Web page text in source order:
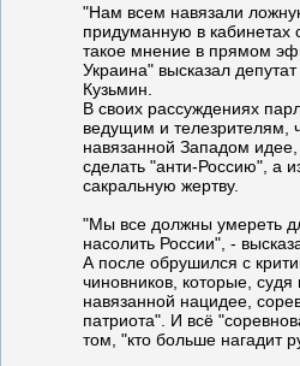
"Нам всем навязали
придуманную в кабинетах
такое мнение в прямом
Украина" высказал
Кузьмин.
В своих рассуждениях
ведущим и телезрителям,
навязанной Западом
сделать "анти-Россию", а
сакральную жертву.
"Мы все должны умереть
насолить России", -
А после обрушился с
чиновников, которые,
навязанной нацидее,
патриота". И всё
том, "кто больше нагадит